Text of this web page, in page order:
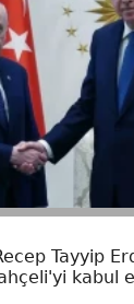
Tayyip
kabul